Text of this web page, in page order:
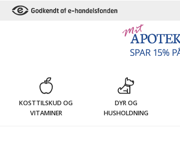
KOSTTILSKUD OG
VITAMINER
DYR OG
HUSHOLDNING